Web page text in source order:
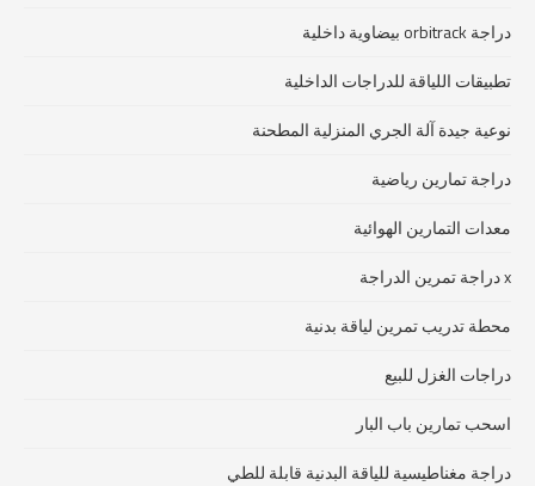
دراجة orbitrack بيضاوية داخلية
تطبيقات اللياقة للدراجات الداخلية
نوعية جيدة آلة الجري المنزلية المطحنة
دراجة تمارين رياضية
معدات التمارين الهوائية
x دراجة تمرين الدراجة
محطة تدريب تمرين لياقة بدنية
دراجات الغزل للبيع
اسحب تمارين باب البار
دراجة مغناطيسية للياقة البدنية قابلة للطي